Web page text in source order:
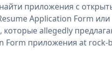
приложения с
Application Form или
которые allegedly
Form приложения at